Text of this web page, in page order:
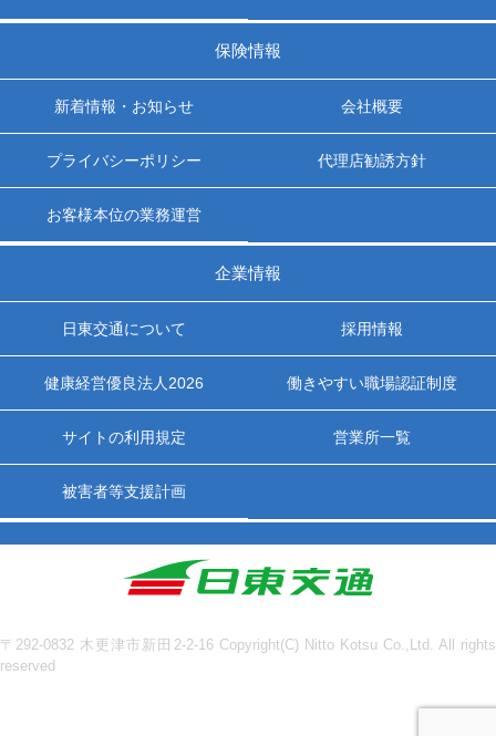
保険情報
新着情報・お知らせ 会社概要
プライバシーポリシー 代理店勧誘方針
お客様本位の業務運営
企業情報
日東交通について 採用情報
健康経営優良法人2026 働きやすい職場認証制度
サイトの利用規定 営業所一覧
被害者等支援計画
〒292-0832 木更津市新田2-2-16 Copyright(C) Nitto Kotsu Co.,Ltd. All rights
reserved